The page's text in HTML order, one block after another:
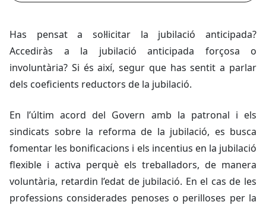
Has pensat a sol·licitar la jubilació anticipada?
Accediràs a la jubilació anticipada forçosa o
involuntària? Si és així, segur que has sentit a parlar
dels coeficients reductors de la jubilació.
En l’últim acord del Govern amb la patronal i els
sindicats sobre la reforma de la jubilació, es busca
fomentar les bonificacions i els incentius en la jubilació
flexible i activa perquè els treballadors, de manera
voluntària, retardin l’edat de jubilació. En el cas de les
professions considerades penoses o perilloses per la